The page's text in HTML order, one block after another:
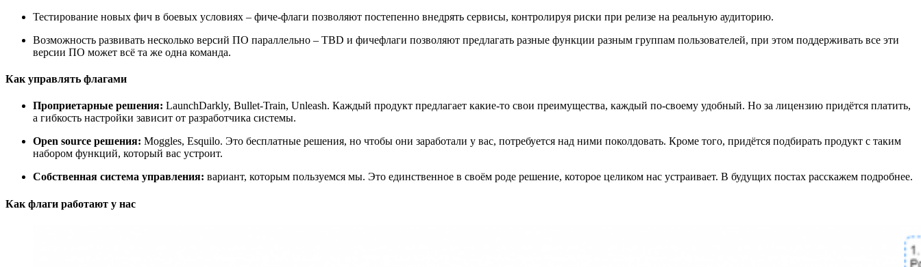
Тестирование новых фич в боевых условиях – фиче-флаги позволяют постепенно внедрять сервисы, контролируя риски при релизе на реальную аудиторию.
Возможность развивать несколько версий ПО параллельно – TBD и фичефлаги позволяют предлагать разные функции разным группам пользователей, при этом поддерживать все эти
версии ПО может всё та же одна команда.
Как управлять флагами
Проприетарные решения: LaunchDarkly, Bullet-Train, Unleash. Каждый продукт предлагает какие-то свои преимущества, каждый по-своему удобный. Но за лицензию придётся платить,
а гибкость настройки зависит от разработчика системы.
Open source решения: Moggles, Esquilo. Это бесплатные решения, но чтобы они заработали у вас, потребуется над ними поколдовать. Кроме того, придётся подбирать продукт с таким
набором функций, который вас устроит.
Собственная система управления: вариант, которым пользуемся мы. Это единственное в своём роде решение, которое целиком нас устраивает. В будущих постах расскажем подробнее.
Как флаги работают у нас